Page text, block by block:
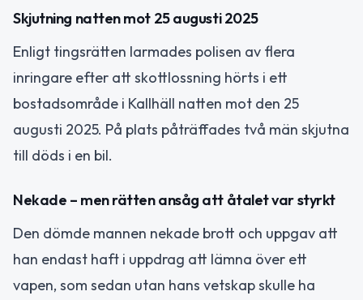
Skjutning natten mot 25 augusti 2025
Enligt tingsrätten larmades polisen av flera
inringare efter att skottlossning hörts i ett
bostadsområde i Kallhäll natten mot den 25
augusti 2025. På plats påträffades två män skjutna
till döds i en bil.
Nekade – men rätten ansåg att åtalet var styrkt
Den dömde mannen nekade brott och uppgav att
han endast haft i uppdrag att lämna över ett
vapen, som sedan utan hans vetskap skulle ha